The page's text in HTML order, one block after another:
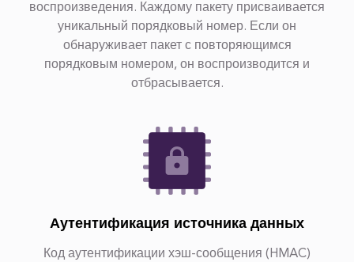
воспроизведения. Каждому пакету присваивается
уникальный порядковый номер. Если он
обнаруживает пакет с повторяющимся
порядковым номером, он воспроизводится и
отбрасывается.
Аутентификация источника данных
Код аутентификации хэш-сообщения (HMAC)